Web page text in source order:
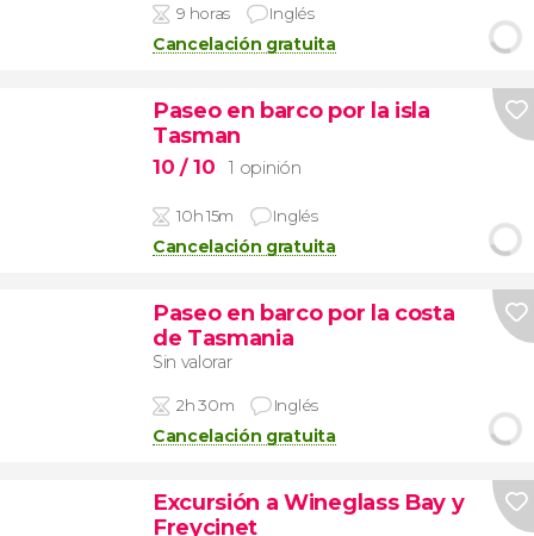
9 horas Inglés
Cancelación gratuita
Paseo en barco por la isla
Tasman
10 / 10 1 opinión
10h 15m Inglés
Cancelación gratuita
Paseo en barco por la costa
de Tasmania
Sin valorar
2h 30m Inglés
Cancelación gratuita
Excursión a Wineglass Bay y
Freycinet